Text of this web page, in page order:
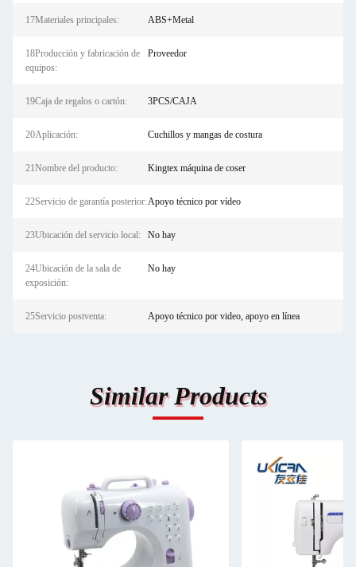
17Materiales principales: ABS+Metal
18Producción y fabricación de
equipos:
Proveedor
19Caja de regalos o cartón: 3PCS/CAJA
20Aplicación: Cuchillos y mangas de costura
21Nombre del producto: Kingtex máquina de coser
22Servicio de garantía posterior:Apoyo técnico por vídeo
23Ubicación del servicio local: No hay
24Ubicación de la sala de
exposición:
No hay
25Servicio postventa: Apoyo técnico por video, apoyo en línea
Similar Products